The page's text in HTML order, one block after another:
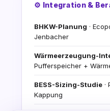
⚙️ Integration &
BHKW-Planung ·
Jenbacher
Wärmeerzeugung-
Pufferspeicher +
BESS-Sizing-Studie ·
Kappung